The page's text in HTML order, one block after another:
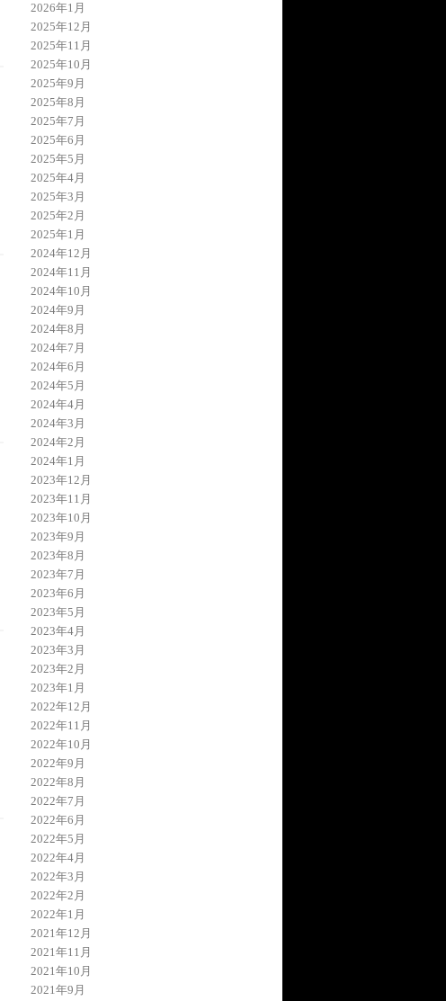
2026年1月
2025年12月
2025年11月
2025年10月
2025年9月
2025年8月
2025年7月
2025年6月
2025年5月
2025年4月
2025年3月
2025年2月
2025年1月
2024年12月
2024年11月
2024年10月
2024年9月
2024年8月
2024年7月
2024年6月
2024年5月
2024年4月
2024年3月
2024年2月
2024年1月
2023年12月
2023年11月
2023年10月
2023年9月
2023年8月
2023年7月
2023年6月
2023年5月
2023年4月
2023年3月
2023年2月
2023年1月
2022年12月
2022年11月
2022年10月
2022年9月
2022年8月
2022年7月
2022年6月
2022年5月
2022年4月
2022年3月
2022年2月
2022年1月
2021年12月
2021年11月
2021年10月
2021年9月